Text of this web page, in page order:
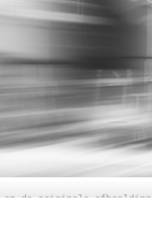
op de originele afbeelding